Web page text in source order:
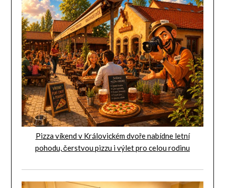
Pizza víkend v Královickém dvoře nabídne letní
pohodu, čerstvou pizzu i výlet pro celou rodinu